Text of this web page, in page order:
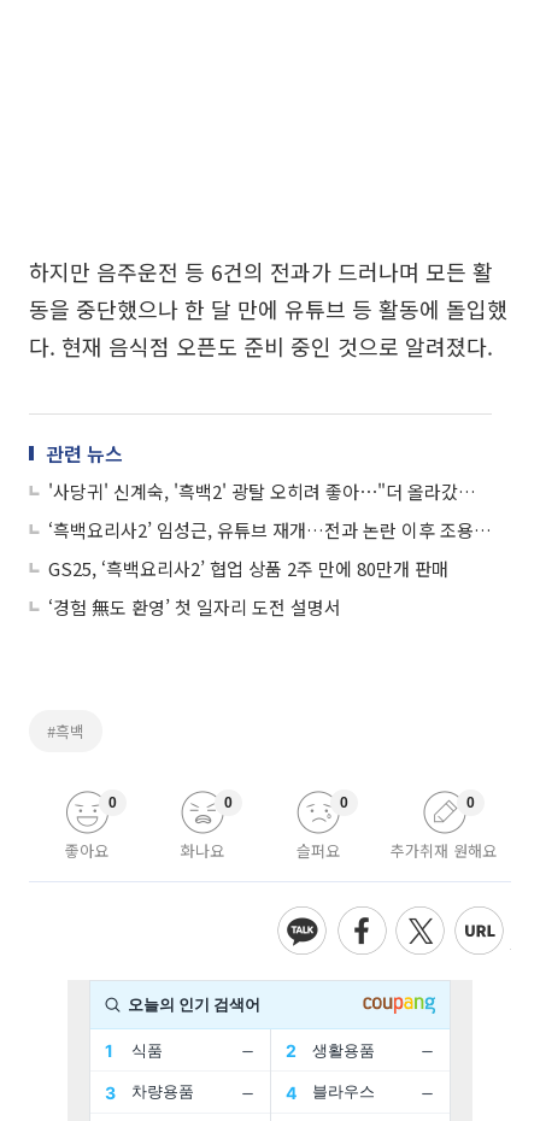
하지만 음주운전 등 6건의 전과가 드러나며 모든 활
동을 중단했으나 한 달 만에 유튜브 등 활동에 돌입했
다. 현재 음식점 오픈도 준비 중인 것으로 알려졌다.
관련 뉴스
'사당귀' 신계숙, '흑백2' 광탈 오히려 좋아⋯"더 올라갔으면 더 바빠졌을 것"
‘흑백요리사2’ 임성근, 유튜브 재개…전과 논란 이후 조용한 복귀
GS25, ‘흑백요리사2’ 협업 상품 2주 만에 80만개 판매
‘경험 無도 환영’ 첫 일자리 도전 설명서
#흑백
좋아요
0
화나요
0
슬퍼요
0
추가취재 원해요
0